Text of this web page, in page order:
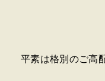
平素は格別のご高